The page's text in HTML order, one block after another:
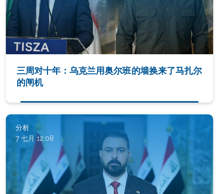
三周对十年：乌克兰用奥尔班的墙换来了马扎尔
的闸机
分析
7 七月 12:08